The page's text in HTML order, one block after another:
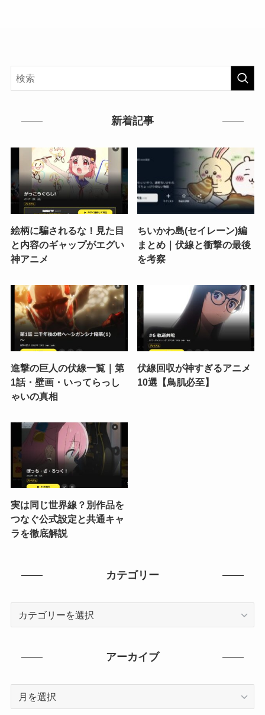
新着記事
絵柄に騙されるな！見た目
と内容のギャップがエグい
神アニメ
ちいかわ島(セイレーン)編
まとめ｜伏線と衝撃の最後
を考察
進撃の巨人の伏線一覧｜第
1話・壁画・いってらっし
ゃいの真相
伏線回収が神すぎるアニメ
10選【鳥肌必至】
実は同じ世界線？別作品を
つなぐ公式設定と共通キャ
ラを徹底解説
カテゴリー
アーカイブ